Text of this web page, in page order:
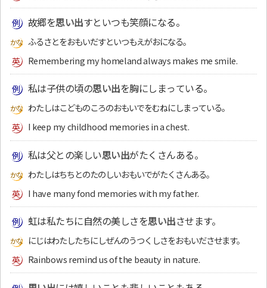
故郷を思い出すといつも笑顔になる。
ふるさとをおもいだすといつもえがおになる。
Remembering my homeland always makes me smile.
私は子供の頃の思い出を胸にしまっている。
わたしはこどものころのおもいでをむねにしまっている。
I keep my childhood memories in a chest.
私は父との楽しい思い出がたくさんある。
わたしはちちとのたのしいおもいでがたくさんある。
I have many fond memories with my father.
虹は私たちに自然の美しさを思い出させます。
にじはわたしたちにしぜんのうつくしさをおもいださせます。
Rainbows remind us of the beauty in nature.